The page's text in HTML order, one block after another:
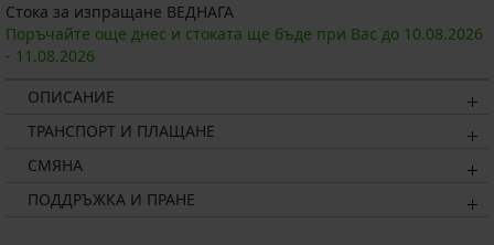
Стока за изпращане ВЕДНАГА
Поръчайте още днес и стоката ще бъде при Вас до 10.08.2026
- 11.08.2026
ОПИСАНИЕ
ТРАНСПОРТ И ПЛАЩАНЕ
СМЯНА
ПОДДРЪЖКА И ПРАНЕ